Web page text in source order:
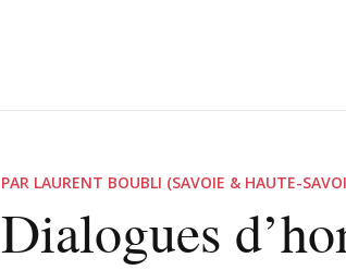
PAR LAURENT BOUBLI (SAVOIE & HAUTE-
Dialogues